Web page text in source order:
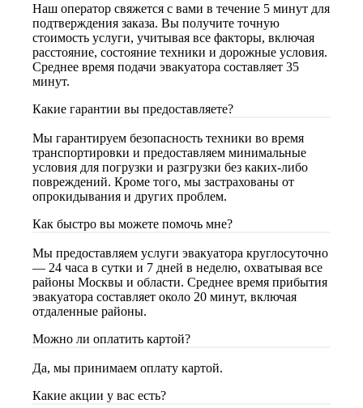
Наш оператор свяжется с вами в течение 5 минут для
подтверждения заказа. Вы получите точную
стоимость услуги, учитывая все факторы, включая
расстояние, состояние техники и дорожные условия.
Среднее время подачи эвакуатора составляет 35
минут.
Какие гарантии вы предоставляете?
Мы гарантируем безопасность техники во время
транспортировки и предоставляем минимальные
условия для погрузки и разгрузки без каких-либо
повреждений. Кроме того, мы застрахованы от
опрокидывания и других проблем.
Как быстро вы можете помочь мне?
Мы предоставляем услуги эвакуатора круглосуточно
— 24 часа в сутки и 7 дней в неделю, охватывая все
районы Москвы и области. Среднее время прибытия
эвакуатора составляет около 20 минут, включая
отдаленные районы.
Можно ли оплатить картой?
Да, мы принимаем оплату картой.
Какие акции у вас есть?